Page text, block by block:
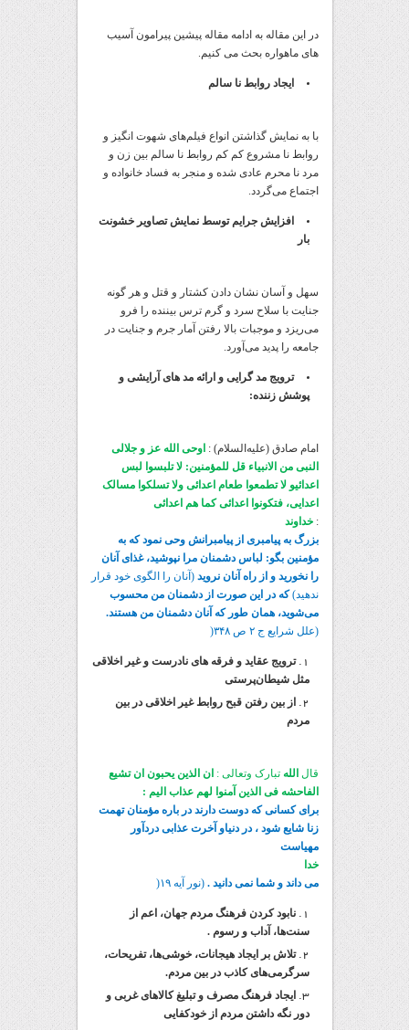
در این مقاله به ادامه مقاله پیشین پیرامون آسیب
های ماهواره بحث می کنیم.
ایجاد روابط نا سالم
با به نمایش گذاشتن انواع فیلم‌های شهوت انگیز و
روابط نا مشروع کم کم روابط نا سالم بین زن و
مرد نا محرم عادی شده و منجر به فساد خانواده و
اجتماع می‌گردد.
افزایش جرایم توسط نمایش تصاویر خشونت
بار
سهل و آسان نشان دادن کشتار و قتل و هر گونه
جنایت با سلاح سرد و گرم ترس بیننده را فرو
می‌ریزد و موجبات بالا رفتن آمار جرم و جنایت در
جامعه را پدید می‌آورد.
ترویج مد گرایی و ارائه مد های آرایشی و
پوشش زننده:
امام صادق (علیه‌السلام) :اوحی الله عز و جلالی
النبی من الانبیاء قل للمؤمنین: لا تلبسوا لبس
اعدائیو لا تطمعوا طعام اعدائی ولا تسلکوا مسالک
اعدایی، فتکونوا اعدائی کما هم اعدائی
:خداوند
بزرگ به پیامبری از پیامبرانش وحی نمود که به
مؤمنین بگو: لباس دشمنان مرا نپوشید، غذای آنان
را نخورید و از راه آنان نروید (آنان را الگوی خود قرار
ندهید)که در این صورت از دشمنان من محسوب
می‌شوید، همان طور که آنان دشمنان من هستند.
(علل شرایع ج ۲ ص ۳۴۸(
ترویج عقاید و فرقه های نادرست و غیر اخلاقی
مثل شیطان‌پرستی
از بین رفتن قبح روابط غیر اخلاقی در بین
مردم
قالالله تبارک وتعالی :ان الذین یحبون ان تشیع
الفاحشه فی الذین آمنوا لهم عذاب الیم :
برای کسانی که دوست دارند در باره مؤمنان تهمت
زنا شایع شود ، در دنیاو آخرت عذابی دردآور
مهیاست
خدا
می داند و شما نمی دانید . (نور آیه ۱۹(
نابود کردن فرهنگ مردم جهان، اعم از
سنت‌ها، آداب و رسوم .
تلاش بر ایجاد هیجانات، خوشی‌ها، تفریحات،
سرگرمی‌های کاذب در بین مردم.
ایجاد فرهنگ مصرف و تبلیغ کالاهای غربی و
دور نگه داشتن مردم از خودکفایی